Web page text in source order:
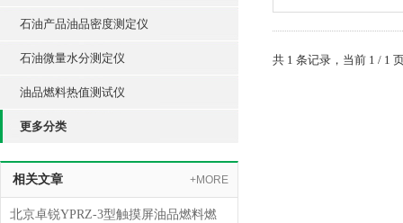
石油产品油品密度测定仪
石油微量水分测定仪
油品燃料热值测试仪
更多分类
相关文章 +MORE
北京卓锐YPRZ-3型触摸屏油品燃料燃
共 1 条记录，当前 1 / 1